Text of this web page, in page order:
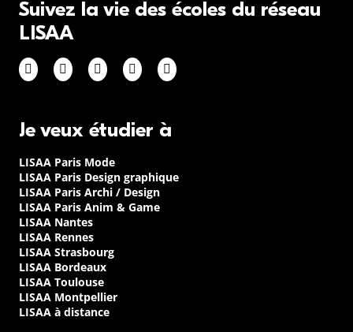
Suivez la vie des écoles du réseau
LISAA
Je veux étudier à
LISAA Paris Mode
LISAA Paris Design graphique
LISAA Paris Archi / Design
LISAA Paris Anim & Game
LISAA Nantes
LISAA Rennes
LISAA Strasbourg
LISAA Bordeaux
LISAA Toulouse
LISAA Montpellier
LISAA à distance